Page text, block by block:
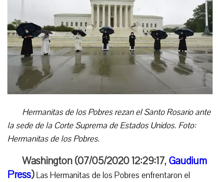
Hermanitas de los Pobres rezan el Santo Rosario ante
la sede de la Corte Suprema de Estados Unidos. Foto:
Hermanitas de los Pobres.
Washington (07/05/2020 12:29:17, Gaudium
Press)Las Hermanitas de los Pobres enfrentaron el